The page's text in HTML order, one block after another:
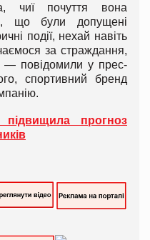
чиї почуття вона
що були допущені
події, нехай навіть
за страждання,
— повідомили у прес-
спортивний бренд
підвищила прогноз